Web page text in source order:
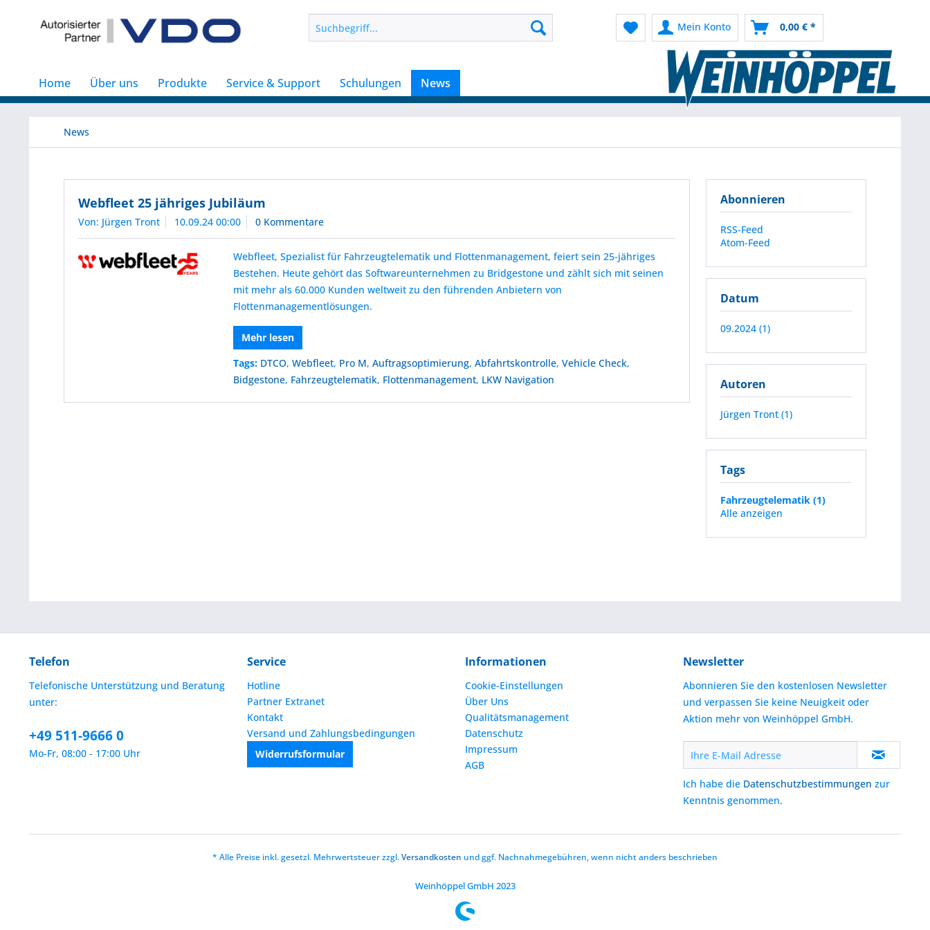
Mein Konto 0,00 € *
Home Über uns Produkte Service & Support Schulungen News
News
Abonnieren
RSS-Feed
Atom-Feed
Datum
09.2024 (1)
Autoren
Jürgen Tront (1)
Tags
Fahrzeugtelematik (1)
Alle anzeigen
Webfleet 25 jähriges Jubiläum
Von: Jürgen Tront 10.09.24 00:00 0 Kommentare
Webfleet, Spezialist für Fahrzeugtelematik und Flottenmanagement, feiert sein 25-jähriges
Bestehen. Heute gehört das Softwareunternehmen zu Bridgestone und zählt sich mit seinen
mit mehr als 60.000 Kunden weltweit zu den führenden Anbietern von
Flottenmanagementlösungen.
Mehr lesen
Tags: DTCO,Webfleet, Pro M,Auftragsoptimierung,Abfahrtskontrolle,Vehicle Check,
Bidgestone, Fahrzeugtelematik, Flottenmanagement, LKW Navigation
Telefon
Telefonische Unterstützung und Beratung
unter:
+49 511-9666 0
Mo-Fr, 08:00 - 17:00 Uhr
Service
Hotline
Partner Extranet
Kontakt
Versand und Zahlungsbedingungen
Widerrufsformular
Informationen
Cookie-Einstellungen
Über Uns
Qualitätsmanagement
Datenschutz
Impressum
AGB
Newsletter
Abonnieren Sie den kostenlosen Newsletter
und verpassen Sie keine Neuigkeit oder
Aktion mehr von Weinhöppel GmbH.
Ich habe die Datenschutzbestimmungen zur
Kenntnis genommen.
* Alle Preise inkl. gesetzl. Mehrwertsteuer zzgl.Versandkosten und ggf. Nachnahmegebühren, wenn nicht anders beschrieben
Weinhöppel GmbH 2023